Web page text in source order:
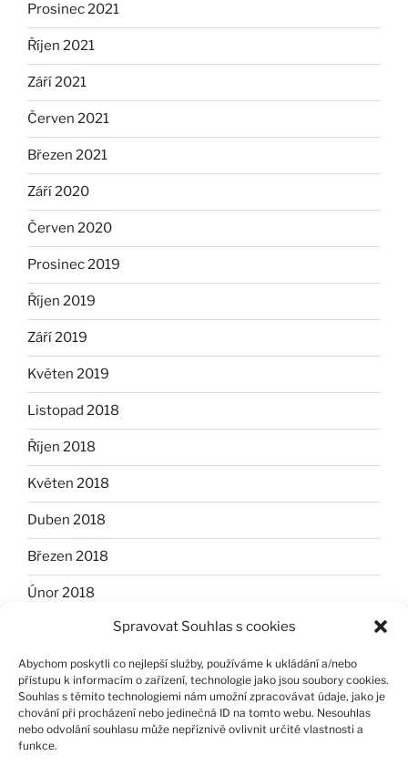
Spravovat Souhlas s cookies
Abychom poskytli co nejlepší služby, používáme k ukládání a/nebo
přístupu k informacím o zařízení, technologie jako jsou soubory cookies.
Souhlas s těmito technologiemi nám umožní zpracovávat údaje, jako je
chování při procházení nebo jedinečná ID na tomto webu. Nesouhlas
nebo odvolání souhlasu může nepříznivě ovlivnit určité vlastnosti a
funkce.
Prosinec 2021
Říjen 2021
Září 2021
Červen 2021
Březen 2021
Září 2020
Červen 2020
Prosinec 2019
Říjen 2019
Září 2019
Květen 2019
Listopad 2018
Říjen 2018
Květen 2018
Duben 2018
Březen 2018
Únor 2018
Listopad 2017
Říjen 2017
Červen 2017